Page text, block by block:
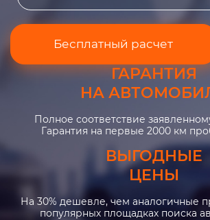
Бесплатный расчет
ГАРАНТИЯ
НА
Полное соответствие
Гарантия на первые 2000 км
ВЫГОДНЫЕ
ЦЕНЫ
На 30% дешевле, чем аналогичные
популярных площадках поиска